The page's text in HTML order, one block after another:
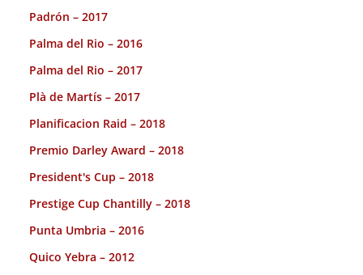
Padrón – 2017
Palma del Rio – 2016
Palma del Rio – 2017
Plà de Martís – 2017
Planificacion Raid – 2018
Premio Darley Award – 2018
President's Cup – 2018
Prestige Cup Chantilly – 2018
Punta Umbria – 2016
Quico Yebra – 2012